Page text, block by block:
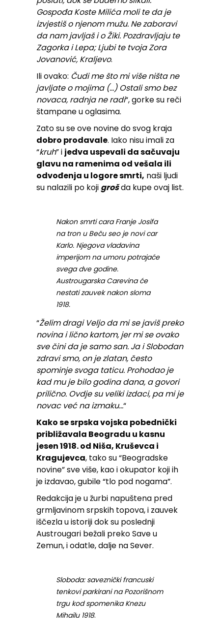
Gospođa Koste Milića moli te da je
izvjestiš o njenom mužu. Ne zaboravi
da nam javljaš i o Žiki. Pozdravljaju te
Zagorka i Lepa; Ljubi te tvoja Zora
Jovanović, Kraljevo.
Ili ovako: Čudi me što mi više ništa ne
javljate o mojima (…) Ostali smo bez
novaca, radnja ne radi“, gorke su reči
štampane u oglasima.
Zato su se ove novine do svog kraja
dobro prodavale. Iako nisu imali za
“kruh” i jedva uspevali da sačuvaju
glavu na ramenima od vešala ili
odvođenja u logore smrti, naši ljudi
su nalazili po koji grošda kupe ovaj list.
Nakon smrti cara Franje Josifa
na tron u Beču seo je novi car
Karlo. Njegova vladavina
imperijom na umoru potrajaće
svega dve godine.
Austrougarska Carevina će
nestati zauvek nakon sloma
1918.
“Želim dragi Veljo da mi se javiš preko
novina i lično kartom, jer mi se ovako
sve čini da je samo san. Ja i Slobodan
zdravi smo, on je zlatan, često
spominje svoga taticu. Prohodao je
kad mu je bilo godina dana, a govori
prilično. Ovdje su veliki izdaci, pa mi je
novac već na izmaku…“
Kako se srpska vojska pobednički
približavala Beogradu u kasnu
jesen 1918. od Niša, Kruševca i
Kragujevca, tako su “Beogradske
novine” sve više, kao i okupator koji ih
je izdavao, gubile “tlo pod nogama”.
Redakcija je u žurbi napuštena pred
grmljavinom srpskih topova, i zauvek
iščezla u istoriji dok su poslednji
Austrougari bežali preko Save u
Zemun, i odatle, dalje na Sever.
Sloboda: saveznički francuski
tenkovi parkirani na Pozorišnom
trgu kod spomenika Knezu
Mihailu 1918.